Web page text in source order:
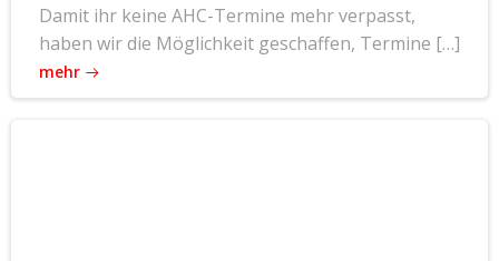
Damit ihr keine AHC-Termine mehr verpasst,
haben wir die Möglichkeit geschaffen, Termine […]
mehr